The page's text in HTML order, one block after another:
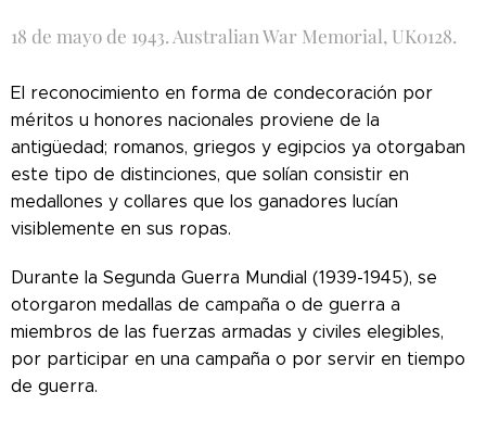
18 de mayo de 1943. Australian War Memorial, UK0128.
El reconocimiento en forma de condecoración por
méritos u honores nacionales proviene de la
antigüedad; romanos, griegos y egipcios ya otorgaban
este tipo de distinciones, que solían consistir en
medallones y collares que los ganadores lucían
visiblemente en sus ropas.
Durante la Segunda Guerra Mundial (1939-1945), se
otorgaron medallas de campaña o de guerra a
miembros de las fuerzas armadas y civiles elegibles,
por participar en una campaña o por servir en tiempo
de guerra.